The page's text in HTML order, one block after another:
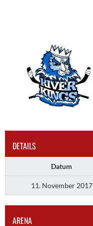
DETAILS
Datum
11. November 2017
ARENA